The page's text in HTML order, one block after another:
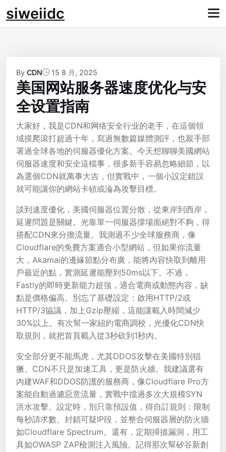
Skip
tosiweiidc
By CDN 15 8 月, 2025
美国网站服务器速度优化与安
全设置指南
大家好，我是CDN和网络安全行业的老手，在這個領
域摸爬滾打超過十年，寫過無數篇媒體測評，也親手部
署過全球各地的伺服器優化方案。今天想聊聊美國網站
伺服器速度和安全這檔事，很多新手容易忽略細節，以
為選個CDN就萬事大吉，但實戰中，一個小設定錯誤
就可能讓你的網站卡頓或淪為攻擊目標。
談到速度優化，美國伺服器位置分散，從東岸到西岸，
延遲問題是關鍵。光靠單一伺服器撐場面絕對不夠，得
搭配CDN來分擔流量。我測過不少全球服務商，像
Cloudflare的免費方案適合小型網站，但如果你流量
大，Akamai的邊緣節點分布廣，能將內容快取到離用
戶最近的點，實測延遲能壓到50ms以下。不過，
Fastly的即時更新能力超強，適合電商或動態內容，缺
點是價格偏高。別忘了基礎設定：啟用HTTP/2或
HTTP/3協議，加上Gzip壓縮，這能讓載入時間減少
30%以上。有次幫一家紐約電商調校，光優化CDN快
取規則，就把首頁載入從3秒砍到1秒內。
安全部分更不能馬虎，尤其DDOS攻擊在美國特別猖
獗。CDN不只是加速工具，更是防火牆。我建議選有
內建WAF和DDOS防護的服務商，像Cloudflare Pro方
案能自動過濾惡意流量，實戰中擋過多次大規模SYN
洪水攻擊。設定時，別只靠預設值，得自訂規則：限制
每秒請求數、封鎖可疑IP段，並整合伺服器層的防火牆
如Cloudflare Spectrum。還有，定期掃描漏洞，用工
具如OWASP ZAP檢測注入風險。記得那次幫矽谷新創